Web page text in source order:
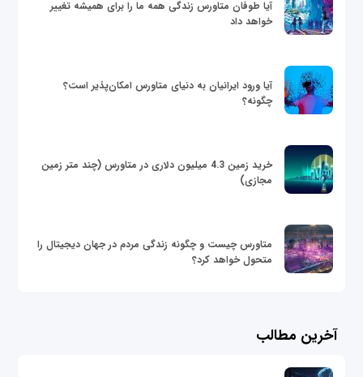
آیا طوفان متاورس زندگی همه ما را برای همیشه تغییر
خواهد داد
آیا ورود ایرانیان به دنیای متاورس امکان‌پذیر است؟
چگونه؟
خرید زمین 4.3 میلیون دلاری در متاورس (چند متر زمین
مجازی)
متاورس چیست و چگونه زندگی مردم در جهان دیجیتال را
متحول خواهد کرد؟
آخرین مطالب